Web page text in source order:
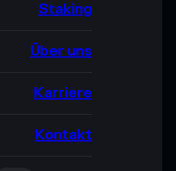
Staking
Über uns
Karriere
Kontakt